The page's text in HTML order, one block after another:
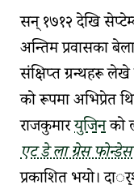
सन् १७१२ देखि
अन्तिम प्रवासका
संक्षिप्त ग्रन्थहरू
को रूपमा अभिप्रेत
राजकुमारयुजिनको
एट डे ला ग्रेस